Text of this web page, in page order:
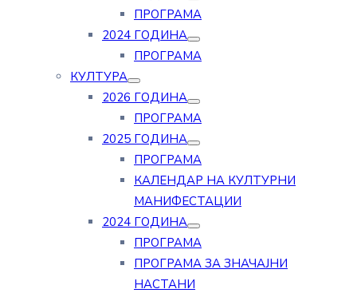
ПРОГРАМА
2024 ГОДИНА
ПРОГРАМА
КУЛТУРА
2026 ГОДИНА
ПРОГРАМА
2025 ГОДИНА
ПРОГРАМА
КАЛЕНДАР НА КУЛТУРНИ
МАНИФЕСТАЦИИ
2024 ГОДИНА
ПРОГРАМА
ПРОГРАМА ЗА ЗНАЧАЈНИ
НАСТАНИ